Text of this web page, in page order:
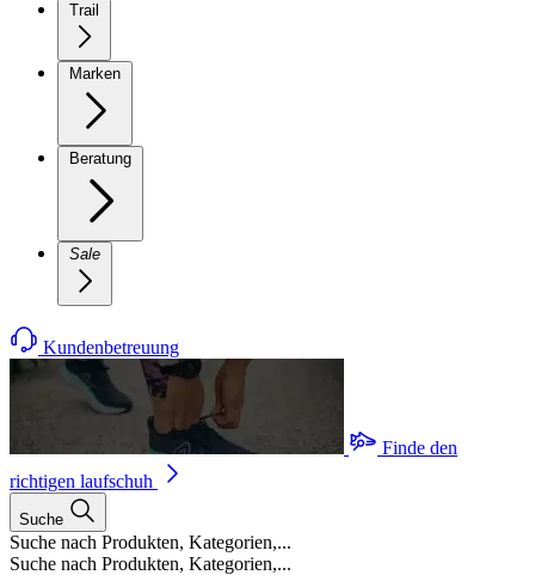
Trail
Marken
Beratung
Sale
Kundenbetreuung
Finde den
richtigen laufschuh
Suche
Suche nach Produkten, Kategorien,...
Suche nach Produkten, Kategorien,...